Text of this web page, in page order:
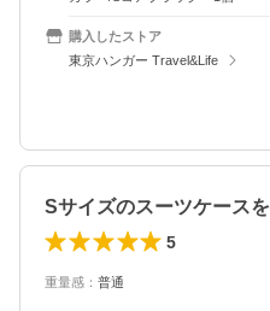
購入したストア
東京ハンガー Travel&Life
5
重量感 ： 普通